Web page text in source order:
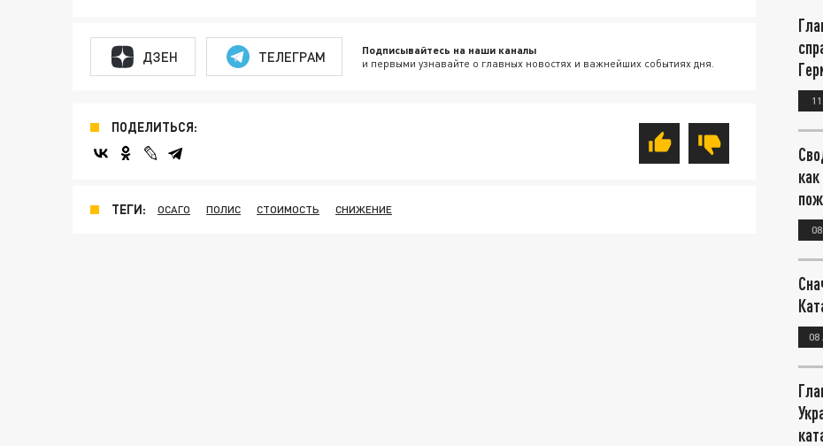
ДЗЕН ТЕЛЕГРАМ Подписывайтесь на наши каналы
и первыми узнавайте о главных новостях и важнейших событиях дня.
ПОДЕЛИТЬСЯ:
ТЕГИ: ОСАГО ПОЛИС СТОИМОСТЬ СНИЖЕНИЕ
08